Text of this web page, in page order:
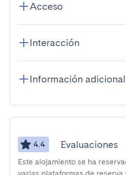
Acceso
Interacción
Información adicional
4.4 Evaluaciones
Este alojamiento se ha